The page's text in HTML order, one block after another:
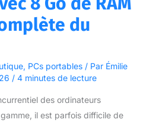
du
, PCs portables/ Par Émilie
/ 4 minutes de lecture
des ordinateurs
il est parfois difficile de